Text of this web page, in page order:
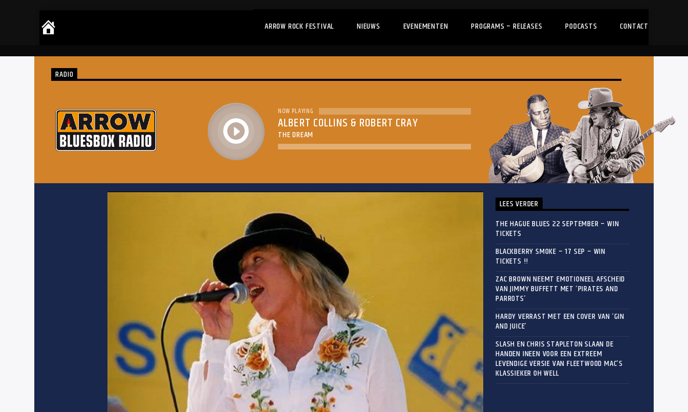
ARROW ROCK FESTIVAL NIEUWS EVENEMENTEN PROGRAMS – RELEASES PODCASTS CONTACT
RADIO
play
NOW PLAYING
ALBERT COLLINS & ROBERT CRAY
THE DREAM
LEES VERDER
THE HAGUE BLUES 22 SEPTEMBER – WIN
TICKETS
BLACKBERRY SMOKE – 17 SEP – WIN
TICKETS !!
ZAC BROWN NEEMT EMOTIONEEL AFSCHEID
VAN JIMMY BUFFETT MET ‘PIRATES AND
PARROTS’
HARDY VERRAST MET EEN COVER VAN ‘GIN
AND JUICE’
SLASH EN CHRIS STAPLETON SLAAN DE
HANDEN INEEN VOOR EEN EXTREEM
LEVENDIGE VERSIE VAN FLEETWOOD MAC’S
KLASSIEKER OH WELL